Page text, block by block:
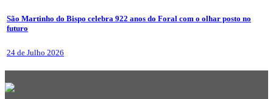
São Martinho do Bispo celebra 922 anos do Foral com o olhar posto no
futuro
24 de Julho 2026